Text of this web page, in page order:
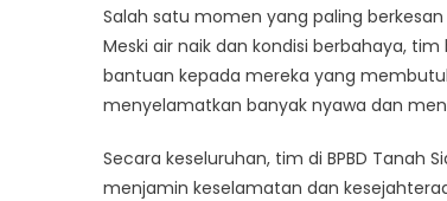
Salah satu momen yang paling
Meski air naik dan kondisi berbahaya,
bantuan kepada mereka yang
menyelamatkan banyak nyawa dan
Secara keseluruhan, tim di BPBD Tanah
menjamin keselamatan dan